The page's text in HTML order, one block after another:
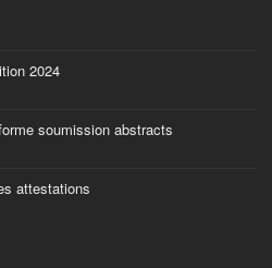
2024
soumission abstracts
attestations